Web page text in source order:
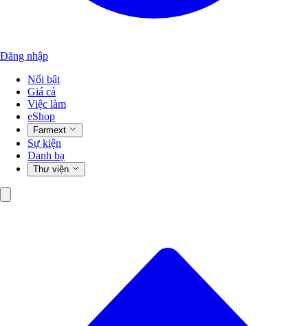
Đăng nhập
Nổi bật
Giá cả
Việc làm
eShop
Farmext
Sự kiện
Danh bạ
Thư viện